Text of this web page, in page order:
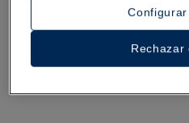
Rechazar